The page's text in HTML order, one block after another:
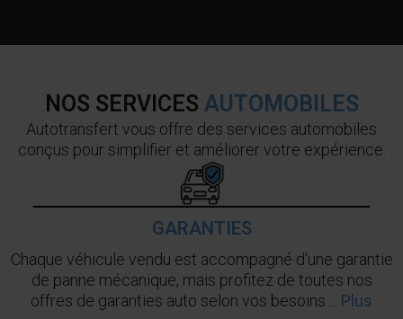
NOS SERVICES AUTOMOBILES
Autotransfert vous offre des services automobiles
conçus pour simplifier et améliorer votre expérience.
GARANTIES
Chaque véhicule vendu est accompagné d'une garantie
de panne mécanique, mais profitez de toutes nos
offres de garanties auto selon vos besoins ... Plus